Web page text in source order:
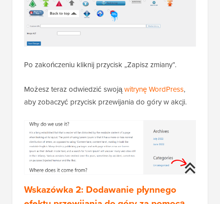
Po zakończeniu kliknij przycisk „Zapisz zmiany”.
Możesz teraz odwiedzić swojąwitrynę WordPress,
aby zobaczyć przycisk przewijania do góry w akcji.
Wskazówka 2: Dodawanie płynnego